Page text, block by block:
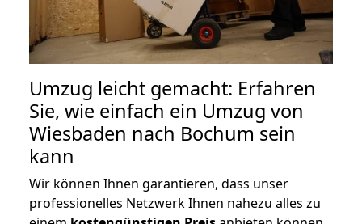
Umzug leicht gemacht: Erfahren
Sie, wie einfach ein Umzug von
Wiesbaden nach Bochum sein
kann
Wir können Ihnen garantieren, dass unser
professionelles Netzwerk Ihnen nahezu alles zu